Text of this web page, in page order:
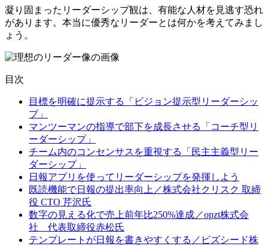
凝り固まったリーダーシップ観は、有能な人材を見逃す恐れ
があります。本当に優秀なリーダーとは何かを考えてみまし
ょう。
目次
目標を明確に提示する「ビジョン提示型リーダーシッ
プ」
マンツーマンの指導で部下を成長させる「コーチ型リ
ーダーシップ」
チーム内のコンセンサスを重視する「民主主義型リー
ダーシップ」
日報アプリを使ってリーダーシップを発揮しよう
既読機能で日報の提出率向上／株式会社クリスク 取締
役 CTO 芹沢氏
数字の見える化で売上前年比250%達成／opzt株式会
社 代表取締役赤松氏
テンプレートが日報を書きやすくする／ビズシード株